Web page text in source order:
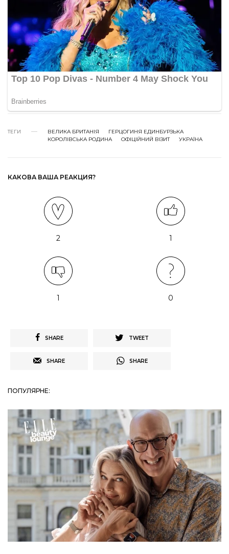
ТЕГИ ВЕЛИКА БРИТАНІЯ
ГЕРЦОГИНЯ ЕДИНБУРЗЬКА
КОРОЛІВСЬКА РОДИНА
ОФІЦІЙНИЙ ВІЗИТ УКРАЇНА
КАКОВА ВАША РЕАКЦИЯ?
2 1
1 0
SHARE TWEET
SHARE SHARE
ПОПУЛЯРНЕ: